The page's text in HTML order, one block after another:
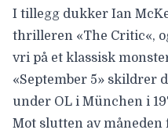
I tillegg dukker Ian
thrilleren «The Critic«,
vri på et klassisk
«September 5» skildrer
under OL i München i
Mot slutten av måneden